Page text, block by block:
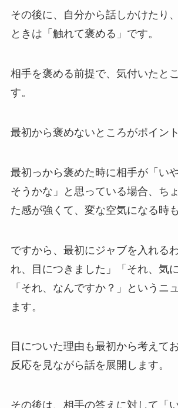
その後に、自分から話しかけたり
ときは「触れて褒める」です。
相手を褒める前提で、気付いたと
す。
最初から褒めないところがポイント
最初っから褒めた時に相手が「い
そうかな」と思っている場合、ち
た感が強くて、変な空気になる時
ですから、最初にジャブを入れる
れ、目につきました」「それ、気
「それ、なんですか？」というニ
ます。
目についた理由も最初から考えて
反応を見ながら話を展開します。
その後は、相手の答えに対して「